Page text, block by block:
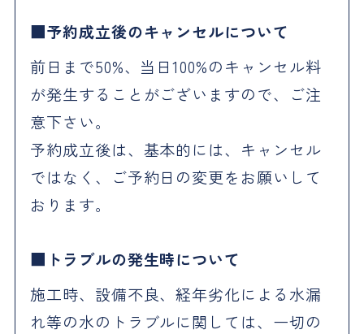
予約成立後のキャンセルについて
前日まで50%、当日100%のキャンセル料
が発生することがございますので、ご注
意下さい。
予約成立後は、基本的には、キャンセル
ではなく、ご予約日の変更をお願いして
おります。
トラブルの発生時について
施工時、設備不良、経年劣化による水漏
れ等の水のトラブルに関しては、一切の